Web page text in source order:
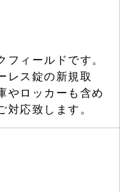
フィールドです。
レス錠の新規取
ロッカーも含め
対応致します。